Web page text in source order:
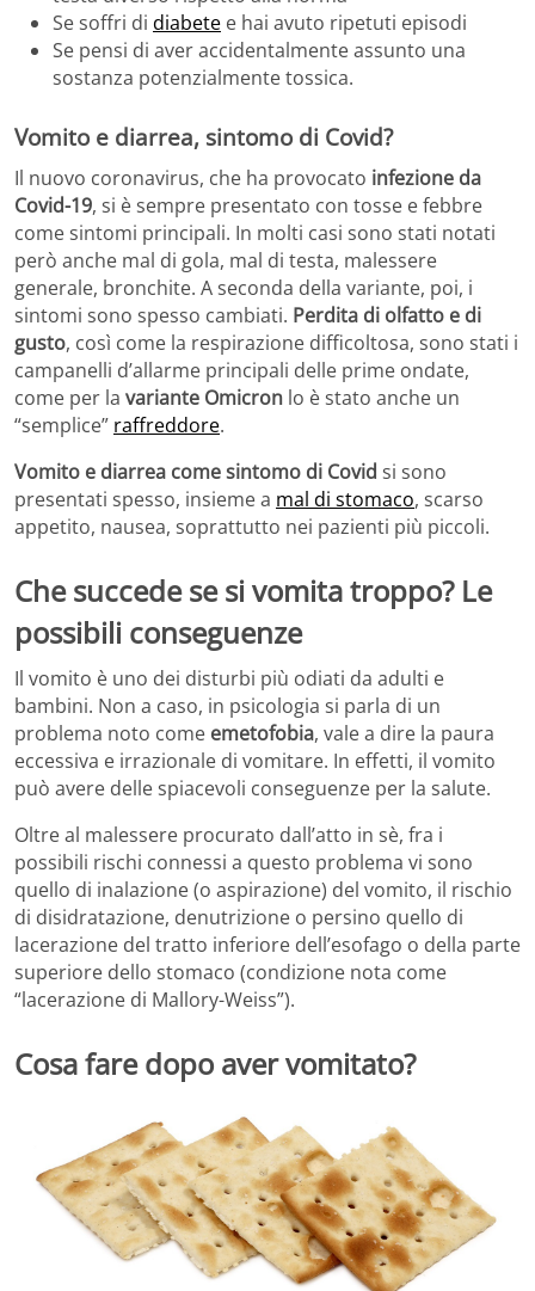
Se soffri di diabete e hai avuto ripetuti episodi
Se pensi di aver accidentalmente assunto una
sostanza potenzialmente tossica.
Vomito e diarrea, sintomo di Covid?
Il nuovo coronavirus, che ha provocato infezione da
Covid-19, si è sempre presentato con tosse e febbre
come sintomi principali. In molti casi sono stati notati
però anche mal di gola, mal di testa, malessere
generale, bronchite. A seconda della variante, poi, i
sintomi sono spesso cambiati. Perdita di olfatto e di
gusto, così come la respirazione difficoltosa, sono stati i
campanelli d’allarme principali delle prime ondate,
come per la variante Omicron lo è stato anche un
“semplice” raffreddore.
Vomito e diarrea come sintomo di Covid si sono
presentati spesso, insieme a mal di stomaco, scarso
appetito, nausea, soprattutto nei pazienti più piccoli.
Che succede se si vomita troppo? Le
possibili conseguenze
Il vomito è uno dei disturbi più odiati da adulti e
bambini. Non a caso, in psicologia si parla di un
problema noto come emetofobia, vale a dire la paura
eccessiva e irrazionale di vomitare. In effetti, il vomito
può avere delle spiacevoli conseguenze per la salute.
Oltre al malessere procurato dall’atto in sè, fra i
possibili rischi connessi a questo problema vi sono
quello di inalazione (o aspirazione) del vomito, il rischio
di disidratazione, denutrizione o persino quello di
lacerazione del tratto inferiore dell’esofago o della parte
superiore dello stomaco (condizione nota come
“lacerazione di Mallory-Weiss”).
Cosa fare dopo aver vomitato?